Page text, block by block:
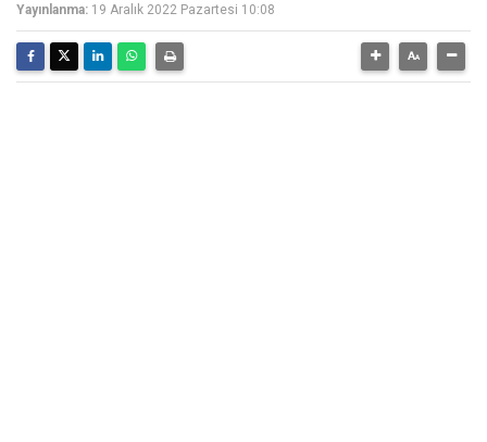
Yayınlanma: 19 Aralık 2022 Pazartesi 10:08